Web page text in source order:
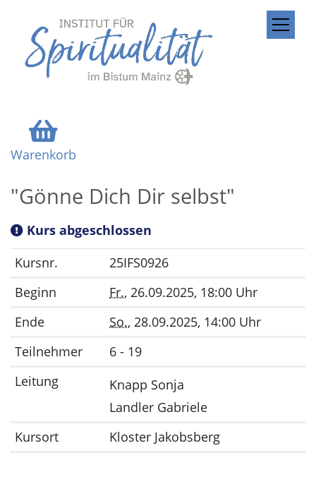
Warenkorb
"Gönne Dich Dir selbst"
Kurs abgeschlossen
Kursnr.
25IFS0926
Beginn
Fr., 26.09.2025, 18:00 Uhr
Ende
So., 28.09.2025, 14:00 Uhr
Teilnehmer
6 - 19
Leitung
Knapp Sonja
Landler Gabriele
Kursort
Kloster Jakobsberg